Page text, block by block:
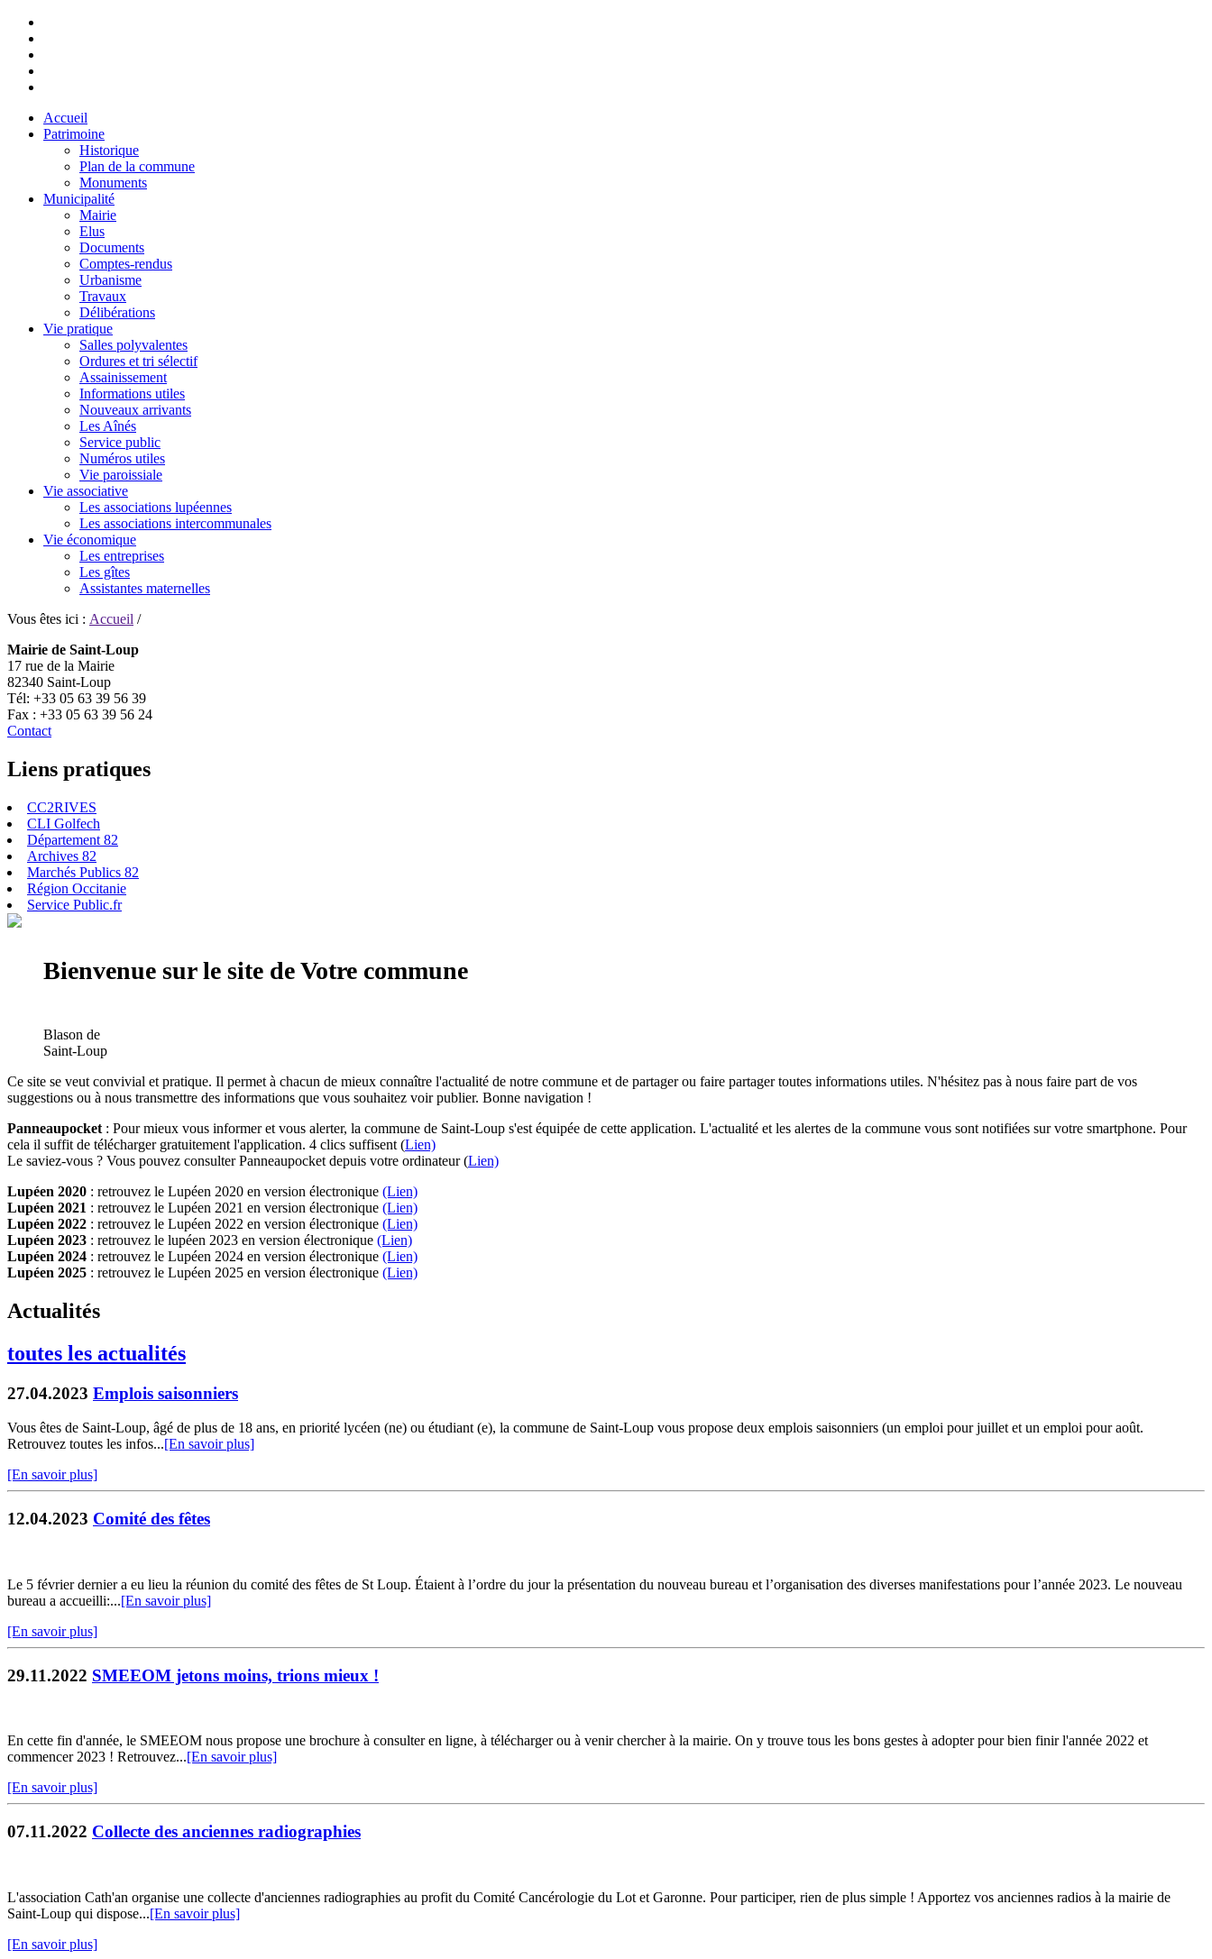
Accueil
Patrimoine
Historique
Plan de la commune
Monuments
Municipalité
Mairie
Elus
Documents
Comptes-rendus
Urbanisme
Travaux
Délibérations
Vie pratique
Salles polyvalentes
Ordures et tri sélectif
Assainissement
Informations utiles
Nouveaux arrivants
Les Aînés
Service public
Numéros utiles
Vie paroissiale
Vie associative
Les associations lupéennes
Les associations intercommunales
Vie économique
Les entreprises
Les gîtes
Assistantes maternelles
Vous êtes ici : Accueil /
Mairie de Saint-Loup
17 rue de la Mairie
82340 Saint-Loup
Tél: +33 05 63 39 56 39
Fax : +33 05 63 39 56 24
Contact
Liens pratiques
CC2RIVES
CLI Golfech
Département 82
Archives 82
Marchés Publics 82
Région Occitanie
Service Public.fr
Bienvenue sur le site de Votre commune
Blason de
Saint-Loup
Ce site se veut convivial et pratique. Il permet à chacun de mieux connaître l'actualité de notre commune et de partager ou faire partager toutes informations utiles. N'hésitez pas à nous faire part de vos
suggestions ou à nous transmettre des informations que vous souhaitez voir publier. Bonne navigation !
Panneaupocket : Pour mieux vous informer et vous alerter, la commune de Saint-Loup s'est équipée de cette application. L'actualité et les alertes de la commune vous sont notifiées sur votre smartphone. Pour
cela il suffit de télécharger gratuitement l'application. 4 clics suffisent (Lien)
Le saviez-vous ? Vous pouvez consulter Panneaupocket depuis votre ordinateur (Lien)
Lupéen 2020 : retrouvez le Lupéen 2020 en version électronique (Lien)
Lupéen 2021 : retrouvez le Lupéen 2021 en version électronique (Lien)
Lupéen 2022 : retrouvez le Lupéen 2022 en version électronique (Lien)
Lupéen 2023 : retrouvez le lupéen 2023 en version électronique (Lien)
Lupéen 2024 : retrouvez le Lupéen 2024 en version électronique (Lien)
Lupéen 2025 : retrouvez le Lupéen 2025 en version électronique (Lien)
Actualités
toutes les actualités
27.04.2023 Emplois saisonniers
Vous êtes de Saint-Loup, âgé de plus de 18 ans, en priorité lycéen (ne) ou étudiant (e), la commune de Saint-Loup vous propose deux emplois saisonniers (un emploi pour juillet et un emploi pour août.
Retrouvez toutes les infos...[En savoir plus]
[En savoir plus]
12.04.2023 Comité des fêtes
Le 5 février dernier a eu lieu la réunion du comité des fêtes de St Loup. Étaient à l’ordre du jour la présentation du nouveau bureau et l’organisation des diverses manifestations pour l’année 2023. Le nouveau
bureau a accueilli:...[En savoir plus]
[En savoir plus]
29.11.2022 SMEEOM jetons moins, trions mieux !
En cette fin d'année, le SMEEOM nous propose une brochure à consulter en ligne, à télécharger ou à venir chercher à la mairie. On y trouve tous les bons gestes à adopter pour bien finir l'année 2022 et
commencer 2023 ! Retrouvez...[En savoir plus]
[En savoir plus]
07.11.2022 Collecte des anciennes radiographies
L'association Cath'an organise une collecte d'anciennes radiographies au profit du Comité Cancérologie du Lot et Garonne. Pour participer, rien de plus simple ! Apportez vos anciennes radios à la mairie de
Saint-Loup qui dispose...[En savoir plus]
[En savoir plus]